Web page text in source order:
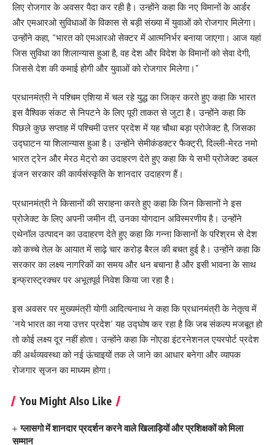
लिए रोजगार के अवसर पैदा कर रही है। उन्होंने कहा कि नए विमानों के आर्डर
और एमआरओ सुविधाओं के विकास से बड़ी संख्या में युवाओं को रोजगार मिलेगा।
उन्होंने कहा, “भारत को एमआरओ सेक्टर में आत्मनिर्भर बनाया जाएगा। आज यहां
जिस सुविधा का शिलान्यास हुआ है, वह देश और विदेश के विमानों को सेवा देगी,
जिससे देश की कमाई होगी और युवाओं को रोजगार मिलेगा।”
प्रधानमंत्री ने पश्चिम एशिया में चल रहे युद्ध का जिक्र करते हुए कहा कि भारत
इस वैश्विक संकट से निपटने के लिए पूरी ताकत से जुटा है। उन्होंने कहा कि
पिछले कुछ सप्ताह में पश्चिमी उत्तर प्रदेश में यह चौथा बड़ा प्रोजेक्ट है, जिसका
उद्घाटन या शिलान्यास हुआ है। उन्होंने सेमीकंडक्टर फैक्ट्री, दिल्ली-मेरठ नमो
भारत ट्रेन और मेरठ मेट्रो का उदाहरण देते हुए कहा कि ये सभी प्रोजेक्ट डबल
इंजन सरकार की कार्यसंस्कृति के शानदार उदाहरण हैं।
प्रधानमंत्री ने किसानों की सराहना करते हुए कहा कि जिन किसानों ने इस
प्रोजेक्ट के लिए अपनी जमीन दी, उनका योगदान अविस्मरणीय है। उन्होंने
एथेनॉल उत्पादन का उदाहरण देते हुए कहा कि गन्ना किसानों के परिश्रम से देश
को कच्चे तेल के आयात में साढ़े चार करोड़ बैरल की बचत हुई है। उन्होंने कहा कि
सरकार का लक्ष्य नागरिकों का समय और धन बचाना है और इसी भावना के साथ
इन्फ्रास्ट्रक्चर पर अभूतपूर्व निवेश किया जा रहा है।
इस अवसर पर मुख्यमंत्री योगी आदित्यनाथ ने कहा कि प्रधानमंत्री के नेतृत्व में
‘नये भारत का नया उत्तर प्रदेश’ यह उद्घोष कर रहा है कि जब संकल्प मजबूत हो
तो कोई लक्ष्य दूर नहीं होता। उन्होंने कहा कि नोएडा इंटरनेशनल एयरपोर्ट प्रदेश
की अर्थव्यवस्था को नई ऊंचाइयों तक ले जाने का आधार बनेगा और व्यापक
रोजगार सृजन का माध्यम होगा।
You Might Also Like
ग्लासगो में शानदार प्रदर्शन करने वाले खिलाड़ियों और प्रशिक्षकों को मिला
सम्मान